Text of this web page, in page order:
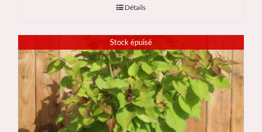
Détails
Stock épuisé